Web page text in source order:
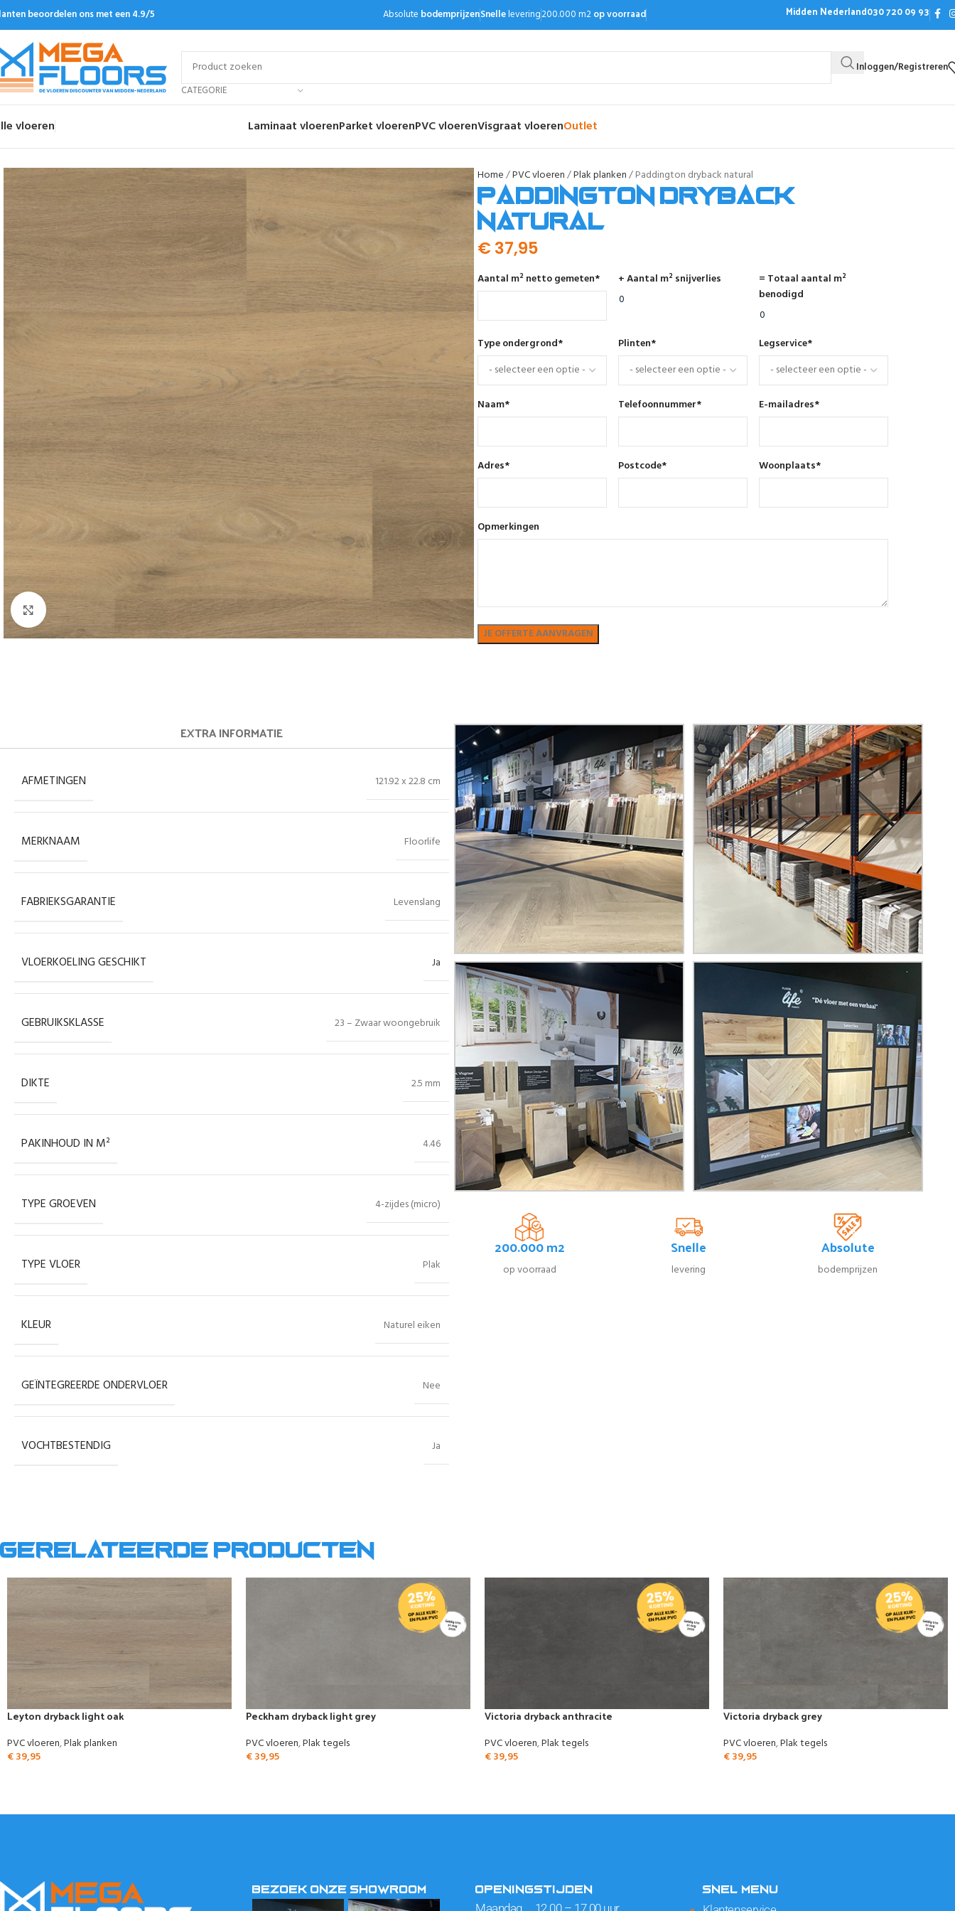
beoordelen ons met een 4.9/5 Absolute bodemprijzenSnellelevering200.000 m2op voorraad Midden Nederland030 720 09 93
CATEGORIE
Inloggen/Registreren
vloeren Laminaat vloerenParket vloerenPVC vloerenVisgraat vloerenOutlet
Home PVC vloeren Plak planken Paddington dryback natural
Paddington dryback
natural
€37,95
Aantal m² netto gemeten* + Aantal m² snijverlies
= Totaal aantal m²
benodigd
Type ondergrond* Plinten* Legservice*
Naam* Telefoonnummer* E-mailadres*
Adres* Postcode* Woonplaats*
Opmerkingen
Afbeelding vergroten
EXTRA INFORMATIE
AFMETINGEN 121.92 x 22.8 cm
MERKNAAM Floorlife
FABRIEKSGARANTIE Levenslang
VLOERKOELING GESCHIKT Ja
GEBRUIKSKLASSE 23 – Zwaar woongebruik
DIKTE 2.5 mm
PAKINHOUD IN M² 4.46
TYPE GROEVEN 4-zijdes (micro)
TYPE VLOER Plak
KLEUR Naturel eiken
GEÏNTEGREERDE ONDERVLOER Nee
VOCHTBESTENDIG Ja
200.000 m2
op voorraad
Snelle
levering
Absolute
bodemprijzen
Gerelateerde producten
Leyton dryback light oak
PVC vloeren,Plak planken
€39,95
Peckham dryback light grey
PVC vloeren,Plak tegels
€39,95
Victoria dryback anthracite
PVC vloeren,Plak tegels
€39,95
Victoria dryback grey
PVC vloeren,Plak tegels
€39,95
BEZOEK ONZE SHOWROOM OPENINGSTIJDEN
Maandag 12.00 – 17.00 uur
SNEL MENU